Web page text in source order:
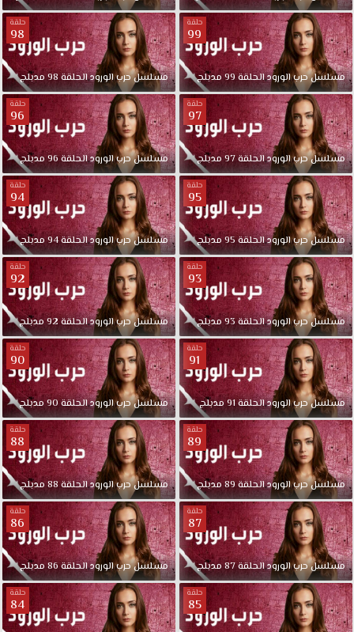
حلقة
99
مسلسلحربالورودالحلقة99مدبلج
حلقة
98
مسلسلحربالورودالحلقة98مدبلج
حلقة
97
مسلسلحربالورودالحلقة97مدبلج
حلقة
96
مسلسلحربالورودالحلقة96مدبلج
حلقة
95
مسلسلحربالورودالحلقة95مدبلج
حلقة
94
مسلسلحربالورودالحلقة94مدبلج
حلقة
93
مسلسلحربالورودالحلقة93مدبلج
حلقة
92
مسلسلحربالورودالحلقة92مدبلج
حلقة
91
مسلسلحربالورودالحلقة91مدبلج
حلقة
90
مسلسلحربالورودالحلقة90مدبلج
حلقة
89
مسلسلحربالورودالحلقة89مدبلج
حلقة
88
مسلسلحربالورودالحلقة88مدبلج
حلقة
87
مسلسلحربالورودالحلقة87مدبلج
حلقة
86
مسلسلحربالورودالحلقة86مدبلج
حلقة
85
حلقة
84